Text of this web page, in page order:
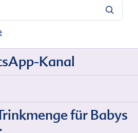
Kanal
für Babys